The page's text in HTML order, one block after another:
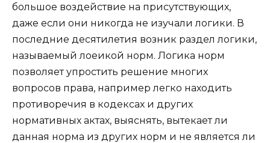
большое воздействие на присутствующих,
даже если они никогда не изучали логики. В
последние десятилетия возник раздел логики,
называемый лоеикой норм. Логика норм
позволяет упростить решение многих
вопросов права, например легко находить
противоречия в кодексах и других
нормативных актах, выяснять, вытекает ли
данная норма из других норм и не является ли